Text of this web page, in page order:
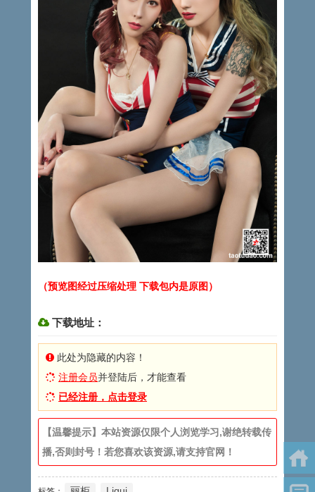
（预览图经过压缩处理 下载包内是原图）
下载地址：
此处为隐藏的内容！
注册会员并登陆后，才能查看
已经注册，点击登录
【温馨提示】本站资源仅限个人浏览学习,谢绝转载传
播,否则封号！若您喜欢该资源,请支持官网！